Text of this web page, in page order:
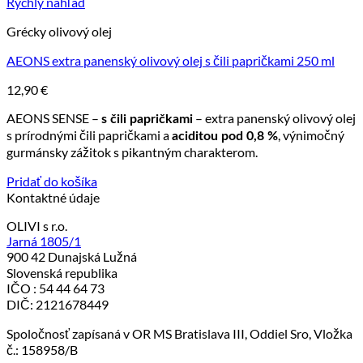
Grécky olivový olej
AEONS extra panenský olivový olej s čili papričkami 250 ml
12,90€
AEONS SENSE – s čili papričkami – extra panenský olivový olej
s prírodnými čili papričkami aaciditou pod 0,8 %, výnimočný
gurmánsky zážitok s pikantným charakterom.
Pridať do košíka
Kontaktné údaje
OLIVI s r.o.
Jarná 1805/1
900 42 Dunajská Lužná
Slovenská republika
IČO : 54 44 64 73
DIČ: 2121678449
Spoločnosť zapísaná v OR MS Bratislava III, Oddiel Sro, Vložka
č.: 158958/B